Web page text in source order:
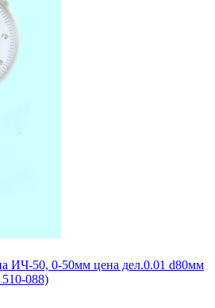
ИЧ-50, 0-50мм цена дел.0.01 d80мм
088)